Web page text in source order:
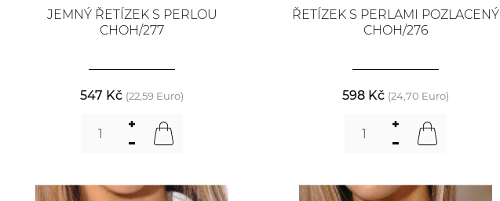
JEMNÝ ŘETÍZEK S PERLOU
CHOH/277
547 Kč (22,59 Euro)
ŘETÍZEK S PERLAMI POZLACENÝ
CHOH/276
598 Kč (24,70 Euro)